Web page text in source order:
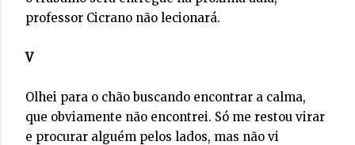
professor Cicrano não lecionará.
V
Olhei para o chão buscando encontrar a calma,
que obviamente não encontrei. Só me restou virar
e procurar alguém pelos lados, mas não vi